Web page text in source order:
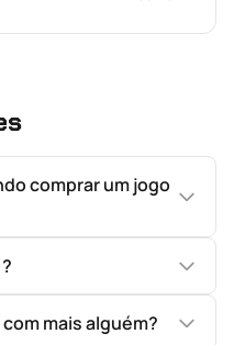
comprar um jogo
mais alguém?